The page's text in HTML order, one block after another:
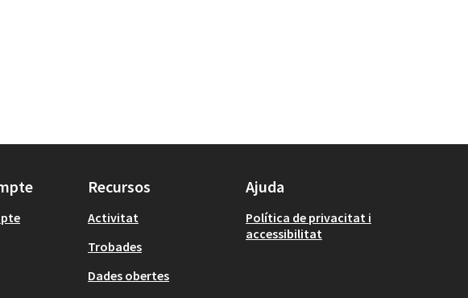
Recursos
Activitat
Trobades
Dades obertes
Ajuda
Política de privacitat i
accessibilitat